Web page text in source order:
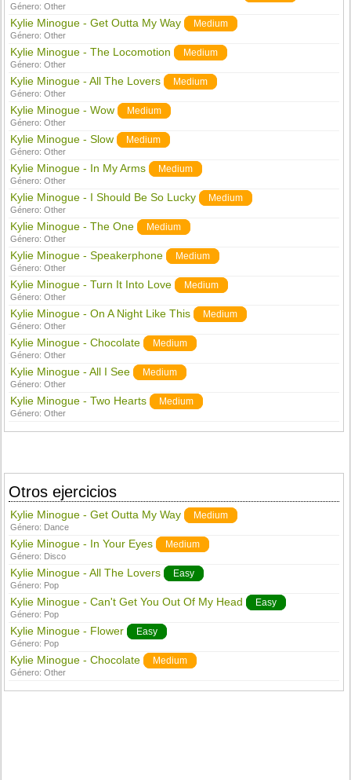
Género:Other
Kylie Minogue - Get Outta My Way Medium
Género:Other
Kylie Minogue - The Locomotion Medium
Género:Other
Kylie Minogue - All The Lovers Medium
Género:Other
Kylie Minogue - Wow Medium
Género:Other
Kylie Minogue - Slow Medium
Género:Other
Kylie Minogue - In My Arms Medium
Género:Other
Kylie Minogue - I Should Be So Lucky Medium
Género:Other
Kylie Minogue - The One Medium
Género:Other
Kylie Minogue - Speakerphone Medium
Género:Other
Kylie Minogue - Turn It Into Love Medium
Género:Other
Kylie Minogue - On A Night Like This Medium
Género:Other
Kylie Minogue - Chocolate Medium
Género:Other
Kylie Minogue - All I See Medium
Género:Other
Kylie Minogue - Two Hearts Medium
Género:Other
Otros ejercicios
Kylie Minogue - Get Outta My Way Medium
Género: Dance
Kylie Minogue - In Your Eyes Medium
Género: Disco
Kylie Minogue - All The Lovers Easy
Género: Pop
Kylie Minogue - Can't Get You Out Of My Head Easy
Género: Pop
Kylie Minogue - Flower Easy
Género: Pop
Kylie Minogue - Chocolate Medium
Género:Other